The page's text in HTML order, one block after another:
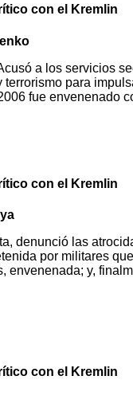
con el Kremlin
a los servicios
terrorismo para
fue envenenado
con el Kremlin
denunció las
por militares
envenenada; y,
con el Kremlin